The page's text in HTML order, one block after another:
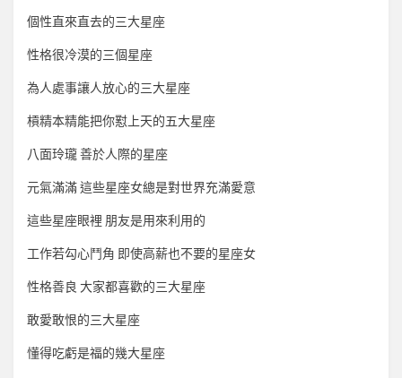
個性直來直去的三大星座
性格很冷漠的三個星座
為人處事讓人放心的三大星座
槓精本精能把你懟上天的五大星座
八面玲瓏 善於人際的星座
元氣滿滿 這些星座女總是對世界充滿愛意
這些星座眼裡 朋友是用來利用的
工作若勾心鬥角 即使高薪也不要的星座女
性格善良 大家都喜歡的三大星座
敢愛敢恨的三大星座
懂得吃虧是福的幾大星座